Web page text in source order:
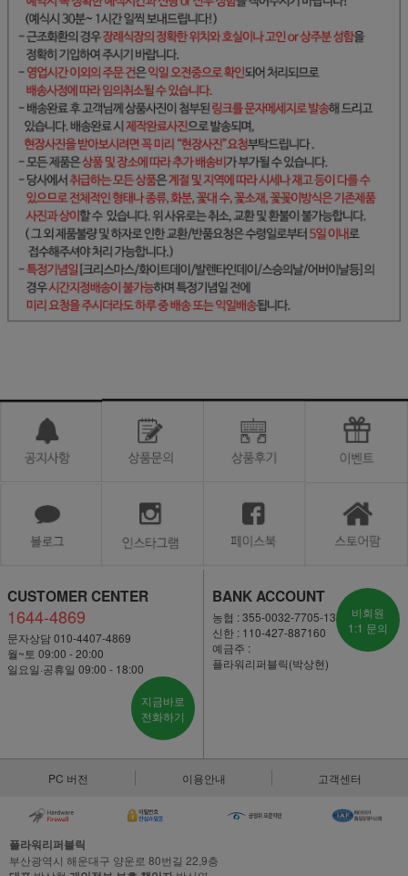
CUSTOMER CENTER
1644-4869
문자상담 010-4407-4869
월~토 09:00 - 20:00
일요일·공휴일 09:00 - 18:00
지금바로
전화하기
BANK ACCOUNT
농협 : 355-0032-7705-13
신한 : 110-427-887160
예금주 :
플라워리퍼블릭(박상현)
비회원
1:1 문의
PC 버전 이용안내 고객센터
플라워리퍼블릭
부산광역시 해운대구 양운로 80번길 22,9층